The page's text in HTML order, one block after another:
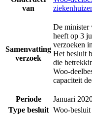
van
Samenvatting
verzoek
De minister
heeft op 3
verzoeken
Het besluit
die
Woo-
capaciteit
Periode
Januari
Type besluit Woo-besluit